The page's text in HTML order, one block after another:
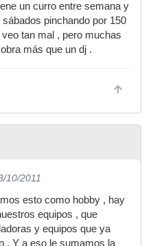
un curro entre semana y
pinchando por 150
tan mal , pero muchas
más que un dj .
10/2011
esto como hobby , hay
equipos , que
y equipos que ya
. Y a eso le sumamos la